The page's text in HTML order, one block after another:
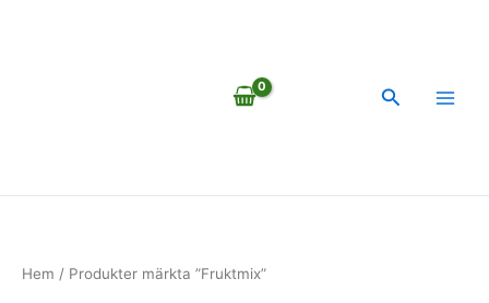
Sök
Hem / Produkter märkta ”Fruktmix”